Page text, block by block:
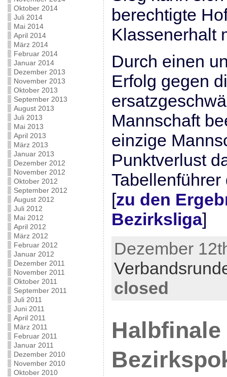
Oktober 2014
Juli 2014
Mai 2014
April 2014
März 2014
Februar 2014
Januar 2014
Dezember 2013
November 2013
Oktober 2013
September 2013
August 2013
Juli 2013
Mai 2013
April 2013
März 2013
Januar 2013
Dezember 2012
November 2012
Oktober 2012
September 2012
August 2012
Juli 2012
Mai 2012
April 2012
März 2012
Februar 2012
Januar 2012
Dezember 2011
November 2011
Oktober 2011
September 2011
Juli 2011
Juni 2011
April 2011
März 2011
Februar 2011
Januar 2011
Dezember 2010
November 2010
Oktober 2010
berechtigte
Klassenerhalt
Durch einen
Erfolg gegen
Mannschaft
einzige
Punktverlust
[zu den
Bezirksliga]
Dezember
closed
Halbfinale